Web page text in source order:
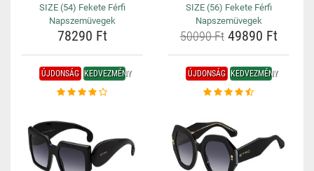
SIZE (54) Fekete Férfi
Napszemüvegek
78290 Ft
SIZE (56) Fekete Férfi
Napszemüvegek
50090 Ft49890 Ft
ÚJDONSÁG KEDVEZMÉNY ÚJDONSÁG KEDVEZMÉNY